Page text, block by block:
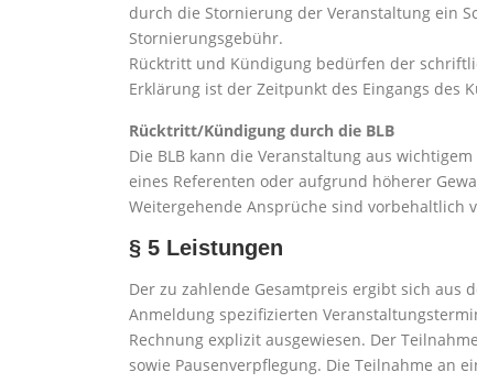
durch die Stornierung der Veranstaltung ein
Stornierungsgebühr.
Rücktritt und Kündigung bedürfen der
Erklärung ist der Zeitpunkt des Eingangs des
Rücktritt/Kündigung durch die BLB
Die BLB kann die Veranstaltung aus
eines Referenten oder aufgrund höherer
Weitergehende Ansprüche sind vorbehaltlich
§ 5 Leistungen
Der zu zahlende Gesamtpreis ergibt sich aus
Anmeldung spezifizierten
Rechnung explizit ausgewiesen. Der
sowie Pausenverpflegung. Die Teilnahme an